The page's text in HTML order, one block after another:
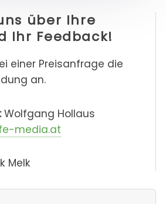
über Ihre
Ihr Feedback!
einer Preisanfrage die
an.
Wolfgang Hollaus
media.at
Melk